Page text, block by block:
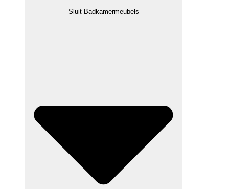
Sluit Badkamermeubels